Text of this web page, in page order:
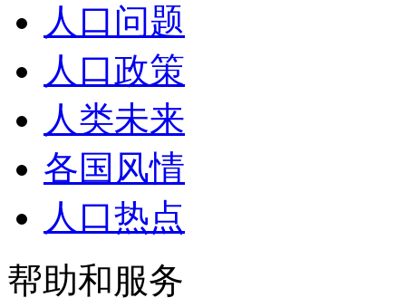
人口问题
人口政策
人类未来
各国风情
人口热点
帮助和服务